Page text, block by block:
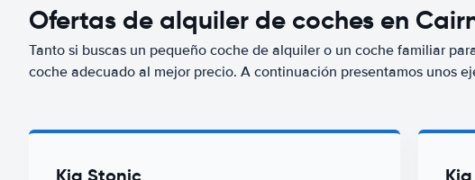
Ofertas de alquiler de coches en
Tanto si buscas un pequeño coche de alquiler o un coche familiar
coche adecuado al mejor precio. A continuación presentamos unos